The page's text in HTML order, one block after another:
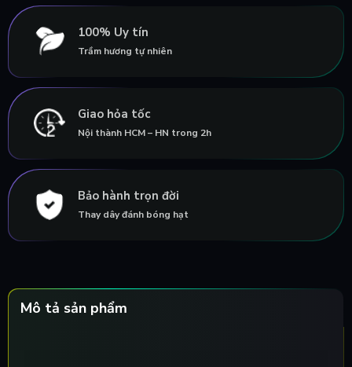
100% Uy tín
Trầm hương tự nhiên
Giao hỏa tốc
Nội thành HCM – HN trong 2h
Bảo hành trọn đời
Thay dây đánh bóng hạt
Mô tả sản phẩm